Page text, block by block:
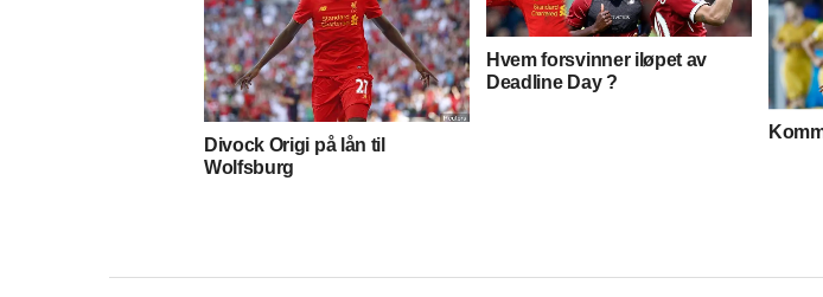
Divock Origi på lån til
Wolfsburg
Hvem forsvinner iløpet av
Deadline Day ?